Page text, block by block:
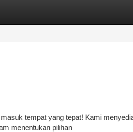
tempat yang tepat! Kami
menentukan pilihan